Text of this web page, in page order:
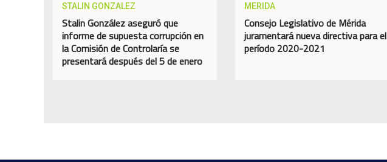
STALIN GONZALEZ
Stalin González aseguró que
informe de supuesta corrupción en
la Comisión de Controlaría se
presentará después del 5 de enero
MERIDA
Consejo Legislativo de Mérida
juramentará nueva directiva para el
período 2020-2021